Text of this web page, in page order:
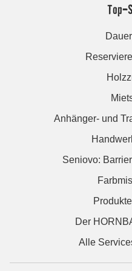
Top-
Anhänger- und
Seniovo:
Der
Alle